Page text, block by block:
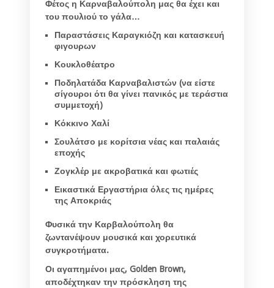
Φέτος η Καρναβαλούπολη μας θα έχει και
του πουλιού το γάλα…
Παραστάσεις Καραγκιόζη και κατασκευή
φιγουρων
Κουκλοθέατρο
Ποδηλατάδα Καρναβαλιστών (να είστε
σίγουροι ότι θα γίνει πανικός με τεράστια
συμμετοχή)
Κόκκινο Χαλί
Σουλάτσο με κορίτσια νέας και παλαιάς
εποχής
Ζογκλέρ με ακροβατικά και φωτιές
Εικαστικά Εργαστήρια όλες τις ημέρες
της Αποκριάς
Φυσικά την Καρβαλούπολη θα
ζωντανέψουν μουσικά και χορευτικά
συγκροτήματα.
Οι αγαπημένοι μας, Golden Brown,
αποδέχτηκαν την πρόσκληση της